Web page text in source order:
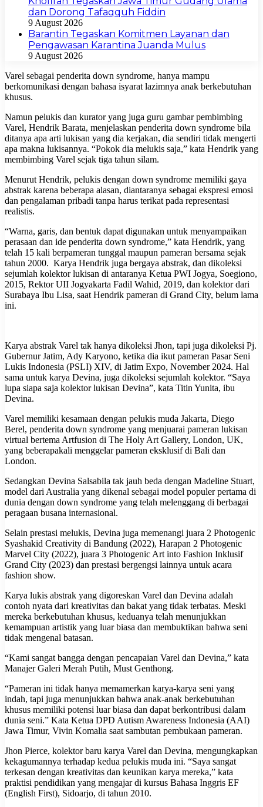
dan Dorong Tafaqquh Fiddin
9 August 2026
Barantin Tegaskan Komitmen Layanan dan
Pengawasan Karantina Juanda Mulus
9 August 2026
Varel sebagai penderita down syndrome, hanya mampu
berkomunikasi dengan bahasa isyarat lazimnya anak berkebutuhan
khusus.
Namun pelukis dan kurator yang juga guru gambar pembimbing
Varel, Hendrik Barata, menjelaskan penderita down syndrome bila
ditanya apa arti lukisan yang dia kerjakan, dia sendiri tidak mengerti
apa makna lukisannya. “Pokok dia melukis saja,” kata Hendrik yang
membimbing Varel sejak tiga tahun silam.
Menurut Hendrik, pelukis dengan down syndrome memiliki gaya
abstrak karena beberapa alasan, diantaranya sebagai ekspresi emosi
dan pengalaman pribadi tanpa harus terikat pada representasi
realistis.
“Warna, garis, dan bentuk dapat digunakan untuk menyampaikan
perasaan dan ide penderita down syndrome,” kata Hendrik, yang
telah 15 kali berpameran tunggal maupun pameran bersama sejak
tahun 2000. Karya Hendrik juga bergaya abstrak, dan dikoleksi
sejumlah kolektor lukisan di antaranya Ketua PWI Jogya, Soegiono,
2015, Rektor UII Jogyakarta Fadil Wahid, 2019, dan kolektor dari
Surabaya Ibu Lisa, saat Hendrik pameran di Grand City, belum lama
ini.
Karya abstrak Varel tak hanya dikoleksi Jhon, tapi juga dikoleksi Pj.
Gubernur Jatim, Ady Karyono, ketika dia ikut pameran Pasar Seni
Lukis Indonesia (PSLI) XIV, di Jatim Expo, November 2024. Hal
sama untuk karya Devina, juga dikoleksi sejumlah kolektor. “Saya
lupa siapa saja kolektor lukisan Devina”, kata Titin Yunita, ibu
Devina.
Varel memiliki kesamaan dengan pelukis muda Jakarta, Diego
Berel, penderita down syndrome yang menjuarai pameran lukisan
virtual bertema Artfusion di The Holy Art Gallery, London, UK,
yang beberapakali menggelar pameran eksklusif di Bali dan
London.
Sedangkan Devina Salsabila tak jauh beda dengan Madeline Stuart,
model dari Australia yang dikenal sebagai model populer pertama di
dunia dengan down syndrome yang telah melenggang di berbagai
peragaan busana internasional.
Selain prestasi melukis, Devina juga memenangi juara 2 Photogenic
Syashakid Creativity di Bandung (2022), Harapan 2 Photogenic
Marvel City (2022), juara 3 Photogenic Art into Fashion Inklusif
Grand City (2023) dan prestasi bergengsi lainnya untuk acara
fashion show.
Karya lukis abstrak yang digoreskan Varel dan Devina adalah
contoh nyata dari kreativitas dan bakat yang tidak terbatas. Meski
mereka berkebutuhan khusus, keduanya telah menunjukkan
kemampuan artistik yang luar biasa dan membuktikan bahwa seni
tidak mengenal batasan.
“Kami sangat bangga dengan pencapaian Varel dan Devina,” kata
Manajer Galeri Merah Putih, Must Genthong.
“Pameran ini tidak hanya memamerkan karya-karya seni yang
indah, tapi juga menunjukkan bahwa anak-anak berkebutuhan
khusus memiliki potensi luar biasa dan dapat berkontribusi dalam
dunia seni.” Kata Ketua DPD Autism Awareness Indonesia (AAI)
Jawa Timur, Vivin Komalia saat sambutan pembukaan pameran.
Jhon Pierce, kolektor baru karya Varel dan Devina, mengungkapkan
kekagumannya terhadap kedua pelukis muda ini. “Saya sangat
terkesan dengan kreativitas dan keunikan karya mereka,” kata
praktisi pendidikan yang mengajar di kursus Bahasa Inggris EF
(English First), Sidoarjo, di tahun 2010.